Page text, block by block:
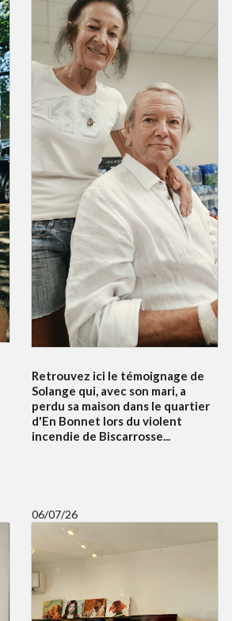
Retrouvez ici le témoignage de
Solange qui, avec son mari, a
perdu sa maison dans le quartier
d'En Bonnet lors du violent
incendie de Biscarrosse...
06/07/26